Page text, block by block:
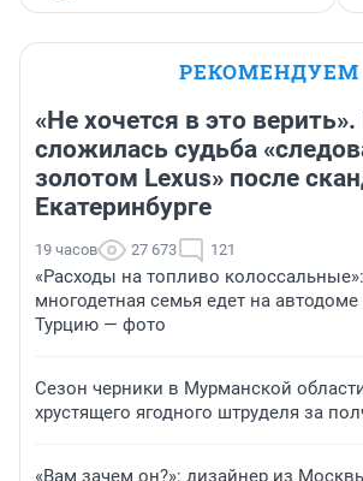
РЕКОМЕНДУЕМ
«Не хочется в это
сложилась судьба
золотом Lexus» после
Екатеринбурге
19 часов 27 673 121
«Расходы на топливо
многодетная семья едет на автодоме
Турцию — фото
Сезон черники в Мурманской
хрустящего ягодного штруделя за
«Вам зачем он?»: дизайнер из